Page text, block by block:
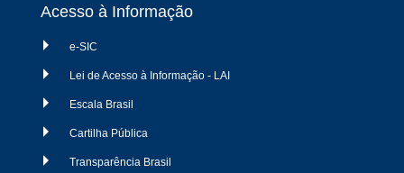
Acesso à Informação
e-SIC
Lei de Acesso à Informação - LAI
Escala Brasil
Cartilha Pública
Transparência Brasil